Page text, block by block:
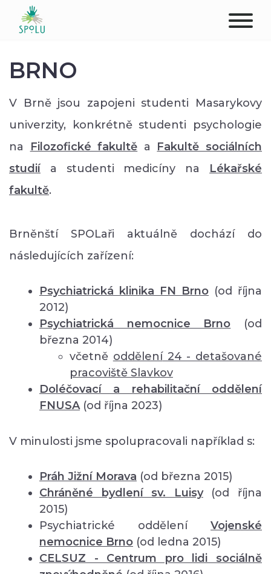
PODPOŘTE NÁS
PŮSOBIŠTĚ
BRNO
V Brně jsou zapojeni studenti Masarykovy
univerzity, konkrétně studenti psychologie
na
Filozofické fakultě a Fakultě sociálních
studií
a studenti medicíny na
Lékařské
fakultě.
Brněnští SPOLaři aktuálně dochází do
následujících zařízení:
Psychiatrická klinika FN Brno (od října
2012)
Psychiatrická nemocnice Brno
(od
března 2014)
včetně oddělení24 - detašované
pracoviště Slavkov
Doléčovací a rehabilitační oddělení
FNUSA (od října 2023)
V minulosti jsme spolupracovali například s:
Práh Jižní Morava (od března 2015)
Chráněné bydlení sv. Luisy
(od října
2015)
Psychiatrické oddělení Vojenské
nemocnice Brno (od ledna 2015)
CELSUZ - Centrum pro lidi sociálně